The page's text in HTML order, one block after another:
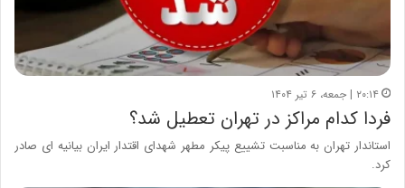
۲۰:۱۴ | جمعه، ۶ تیر ۱۴۰۴
فردا کدام مراکز در تهران تعطیل شد؟
استاندار تهران به مناسبت تشییع پیکر مطهر شهدای اقتدار ایران بیانیه ای صادر
کرد.